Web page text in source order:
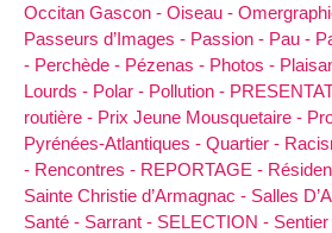
Occitan Gascon - Oiseau -
Passeurs d’Images - Passion - Pau -
- Perchède - Pézenas - Photos -
Lourds - Polar - Pollution -
routière - Prix Jeune Mousquetaire -
Pyrénées-Atlantiques - Quartier -
- Rencontres - REPORTAGE -
Sainte Christie d’Armagnac - Salles
Santé - Sarrant - SELECTION - Sentier